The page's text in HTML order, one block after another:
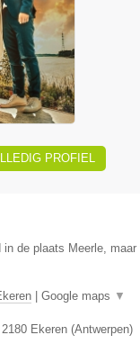
PROFIEL
in de plaats Meerle,
Google maps ▼
2180 Ekeren (Antwerpen)